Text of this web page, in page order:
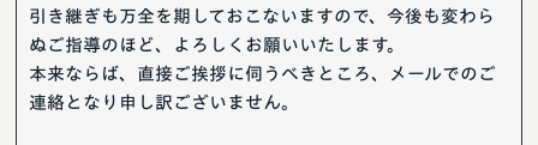
引き継ぎも万全を期しておこないますので、今後も変わら
ぬご指導のほど、よろしくお願いいたします。
本来ならば、直接ご挨拶に伺うべきところ、メールでのご
連絡となり申し訳ございません。